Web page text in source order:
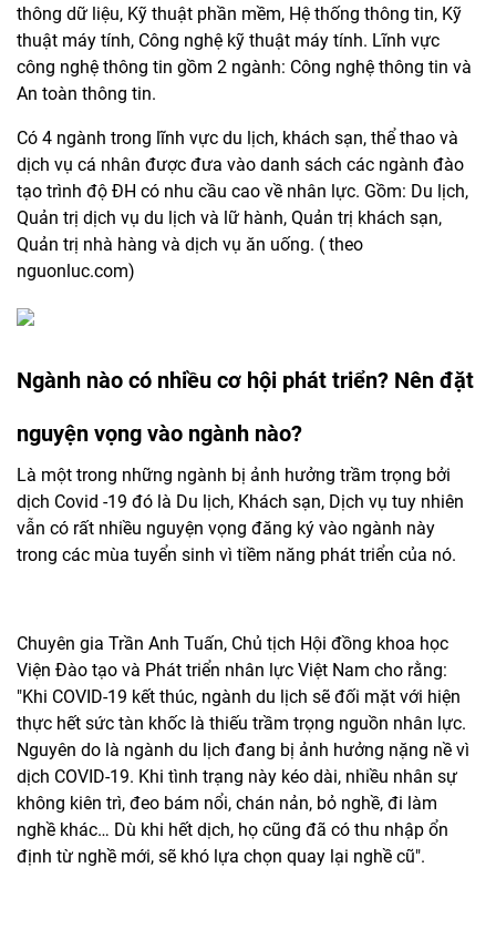
thông dữ liệu, Kỹ thuật phần mềm, Hệ thống thông tin, Kỹ
thuật máy tính, Công nghệ kỹ thuật máy tính. Lĩnh vực
công nghệ thông tin gồm 2 ngành: Công nghệ thông tin và
An toàn thông tin.
Có 4 ngành trong lĩnh vực du lịch, khách sạn, thể thao và
dịch vụ cá nhân được đưa vào danh sách các ngành đào
tạo trình độ ĐH có nhu cầu cao về nhân lực. Gồm: Du lịch,
Quản trị dịch vụ du lịch và lữ hành, Quản trị khách sạn,
Quản trị nhà hàng và dịch vụ ăn uống. ( theo
nguonluc.com)
Ngành nào có nhiều cơ hội phát triển? Nên đặt
nguyện vọng vào ngành nào?
Là một trong những ngành bị ảnh hưởng trầm trọng bởi
dịch Covid -19 đó là Du lịch, Khách sạn, Dịch vụ tuy nhiên
vẫn có rất nhiều nguyện vọng đăng ký vào ngành này
trong các mùa tuyển sinh vì tiềm năng phát triển của nó.
Chuyên gia Trần Anh Tuấn, Chủ tịch Hội đồng khoa học
Viện Đào tạo và Phát triển nhân lực Việt Nam cho rằng:
"Khi COVID-19 kết thúc, ngành du lịch sẽ đối mặt với hiện
thực hết sức tàn khốc là thiếu trầm trọng nguồn nhân lực.
Nguyên do là ngành du lịch đang bị ảnh hưởng nặng nề vì
dịch COVID-19. Khi tình trạng này kéo dài, nhiều nhân sự
không kiên trì, đeo bám nổi, chán nản, bỏ nghề, đi làm
nghề khác… Dù khi hết dịch, họ cũng đã có thu nhập ổn
định từ nghề mới, sẽ khó lựa chọn quay lại nghề cũ".